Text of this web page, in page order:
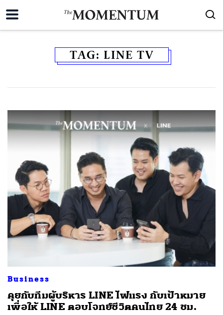
TAG: LINE TV
Business
คุยกับทีมผู้บริหาร LINE ไฟแรง กับเป้าหมาย
เพื่อให้ LINE ตอบโจทย์ชีวิตคนไทย 24 ชม.